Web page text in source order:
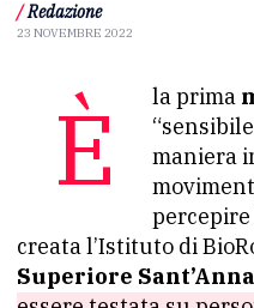
/ Redazione
23 NOVEMBRE 2022
È la prima
maniera
percepire
creata l’Istituto di
Superiore